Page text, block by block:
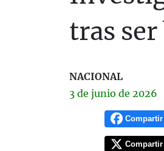
tras ser
NACIONAL
3 de junio de 2026
Compartir
Compartir